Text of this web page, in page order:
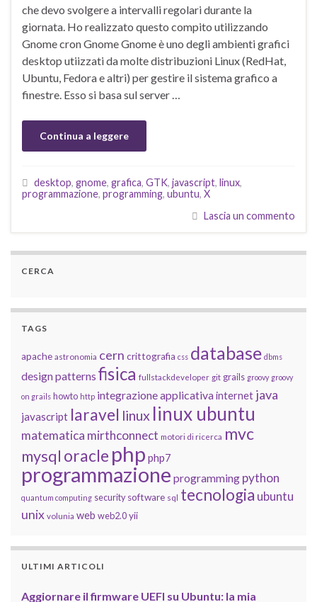
che devo svolgere a intervalli regolari durante la
giornata. Ho realizzato questo compito utilizzando
Gnome cron Gnome Gnome è uno degli ambienti grafici
desktop utiizzati da molte distribuzioni Linux (RedHat,
Ubuntu, Fedora e altri) per gestire il sistema grafico a
finestre. Esso si basa sul server …
Continua a leggere
desktop, gnome, grafica, GTK, javascript, linux,
programmazione, programming, ubuntu, X
Lascia un commento
CERCA
TAGS
apache astronomia cern crittografia css database dbms
design patterns fisica fullstackdeveloper git grails groovy groovy
on grails howto http integrazione applicativainternet java
javascript laravel linux linux ubuntu
matematica mirthconnect motori di ricerca mvc
mysql oracle php php7
programmazione programming python
quantum computing security software sql tecnologia ubuntu
unix volunia web web2.0 yii
ULTIMI ARTICOLI
Aggiornare il firmware UEFI su Ubuntu: la mia